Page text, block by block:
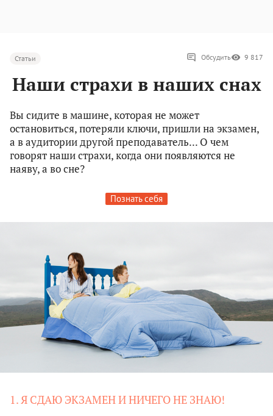
Статьи Обсудить 9 817
Наши страхи в наших снах
Вы сидите в машине, которая не может
остановиться, потеряли ключи, пришли на экзамен,
а в аудитории другой преподаватель... О чем
говорят наши страхи, когда они появляются не
наяву, а во сне?
Познать себя
1. Я СДАЮ ЭКЗАМЕН И НИЧЕГО НЕ ЗНАЮ!